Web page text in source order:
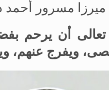
​​مسرور أحمد
تعالى أن يرحم
ويفرج عنهم،